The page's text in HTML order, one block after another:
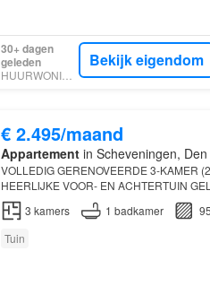
30+ dagen
geleden
HUURWONINGEN
Bekijk eigendom
€ 2.495/maand
Appartementin Scheveningen,
VOLLEDIG GERENOVEERDE 3-KAMER
HEERLIJKE VOOR- EN ACHTERTUIN
NABIJ HET STRAND VAN
SCHEVENINGEN
3 kamers 1 badkamer
Tuin